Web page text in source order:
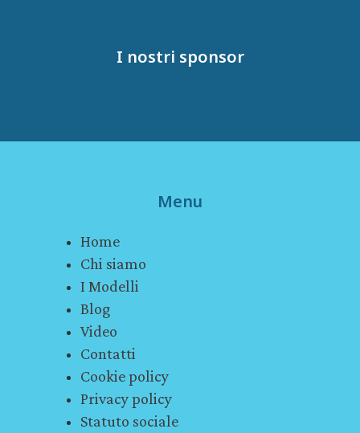
Menu
Home
Chi siamo
I Modelli
Blog
Video
Contatti
Cookie policy
Privacy policy
Statuto sociale
I nostri sponsor